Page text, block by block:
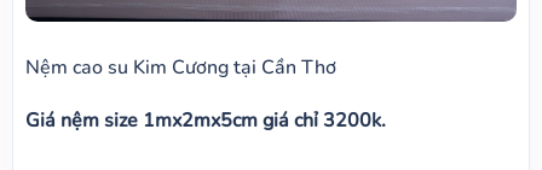
Nệm cao su Kim Cương tại Cần Thơ
Giá nệm size 1mx2mx5cm giá chỉ 3200k.